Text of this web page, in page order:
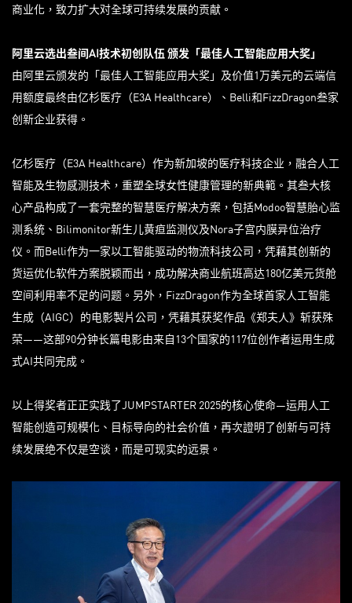
商业化，致力扩大对全球可持续发展的贡献。
阿里云选出叁间AI技术初创队伍 颁发「最佳人工智能应用大奖」
由阿里云颁发的「最佳人工智能应用大奖」及价值1万美元的云端信
用额度最终由亿杉医疗（E3A Healthcare）、Belli和FizzDragon叁家
创新企业获得。
亿杉医疗（E3A Healthcare）作为新加坡的医疗科技企业，融合人工
智能及生物感测技术，重塑全球女性健康管理的新典範。其叁大核
心产品构成了一套完整的智慧医疗解决方案，包括Modoo智慧胎心监
测系统、Bilimonitor新生儿黄疸监测仪及Nora子宫内膜异位治疗
仪。而Belli作为一家以工智能驱动的物流科技公司，凭藉其创新的
货运优化软件方案脱颖而出，成功解决商业航班高达180亿美元货舱
空间利用率不足的问题。另外，FizzDragon作为全球首家人工智能
生成（AIGC）的电影製片公司，凭藉其获奖作品《郑夫人》斩获殊
荣——这部90分钟长篇电影由来自13个国家的117位创作者运用生成
式AI共同完成。
以上得奖者正正实践了JUMPSTARTER 2025的核心使命—运用人工
智能创造可规模化、目标导向的社会价值，再次證明了创新与可持
续发展绝不仅是空谈，而是可现实的远景。